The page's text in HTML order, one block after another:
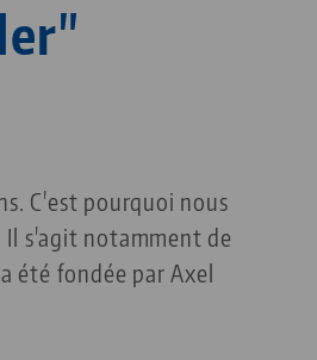
C'est pourquoi nous
s'agit notamment de
été fondée par Axel